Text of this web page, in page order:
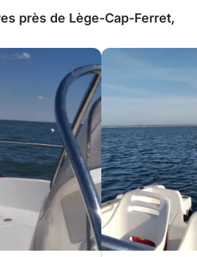
près de Lège-Cap-Ferret,